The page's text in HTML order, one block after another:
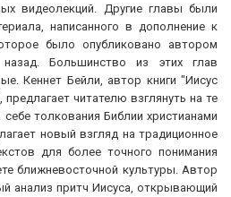
видеолекций. Другие главы были
написанного в дополнение к
было опубликовано автором
Большинство из этих глав
Кеннет Бейли, автор книги "Иисус
читателю взглянуть на те
толкования Библии христианами
новый взгляд на традиционное
для более точного понимания
ближневосточной культуры. Автор
анализ притч Иисуса, открывающий